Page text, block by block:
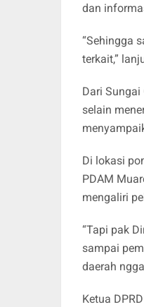
dan
“Sehingga
terkait,”
Dari Sungai
selain
Di lokasi
PDAM
mengaliri
“Tapi pak
sampai
daerah
Ketua